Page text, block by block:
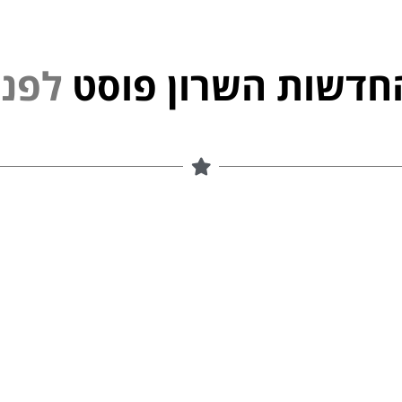
השרון פוסט